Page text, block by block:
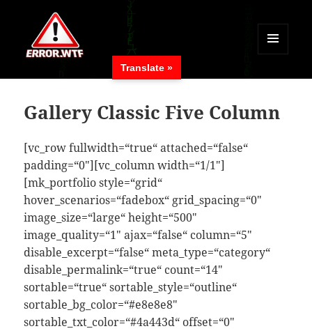
MENÜ
WIDGETS
Gallery Classic Five Column
[vc_row fullwidth=“true“ attached=“false“
padding=“0″][vc_column width=“1/1″]
[mk_portfolio style=“grid“
hover_scenarios=“fadebox“ grid_spacing=“0″
image_size=“large“ height=“500″
image_quality=“1″ ajax=“false“ column=“5″
disable_excerpt=“false“ meta_type=“category“
disable_permalink=“true“ count=“14″
sortable=“true“ sortable_style=“outline“
sortable_bg_color=“#e8e8e8″
sortable_txt_color=“#4a443d“ offset=“0″
Translate »